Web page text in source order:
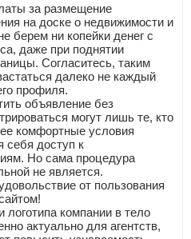
за размещение
на доске о недвижимости и
берем ни копейки денег с
даже при поднятии
Согласитесь, таким
далеко не каждый
профиля.
объявление без
могут лишь те, кто
комфортные условия
себя доступ к
Но сама процедура
не является.
от пользования
логотипа компании в тело
актуально для агентств,